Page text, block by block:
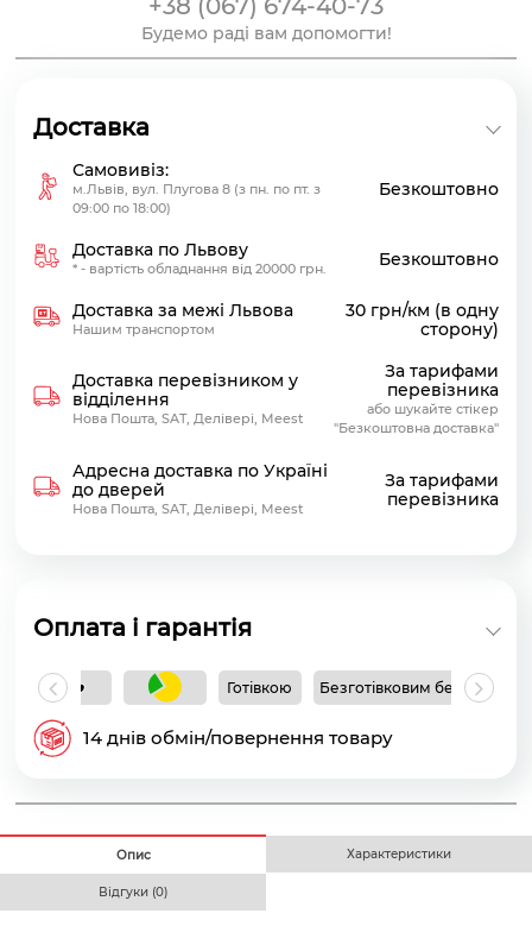
Будемо раді вам допомогти!
Доставка
Самовивіз:
м.Львів, вул. Плугова 8 (з пн. по пт. з
09:00 по 18:00)
Безкоштовно
Доставка по Львову
* - вартість обладнання від 20000 грн. Безкоштовно
Доставка за межі Львова
Нашим транспортом
30 грн/км (в одну
сторону)
Доставка перевізником у
відділення
Нова Пошта, SAT, Делівері, Meest
За тарифами
перевізника
або шукайте стікер
"Безкоштовна доставка"
Адресна доставка по Україні
до дверей
Нова Пошта, SAT, Делівері, Meest
За тарифами
перевізника
Оплата і гарантія
Готівкою Безготівковим без ПДВ
14 днів обмін/повернення товару
Опис Характеристики
Відгуки (0)